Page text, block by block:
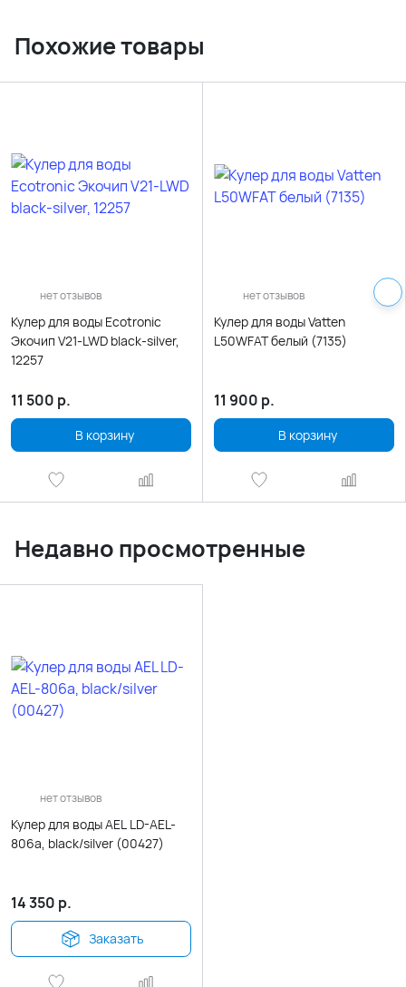
Похожие товары
нет отзывов
Кулер для воды Ecotronic
Экочип V21-LWD black-silver,
12257
11 500 р.
В корзину
нет отзывов
Кулер для воды Vatten
L50WFAT белый (7135)
11 900 р.
В корзину
Недавно просмотренные
нет отзывов
Кулер для воды AEL LD-AEL-
806a, black/silver (00427)
14 350 р.
Заказать